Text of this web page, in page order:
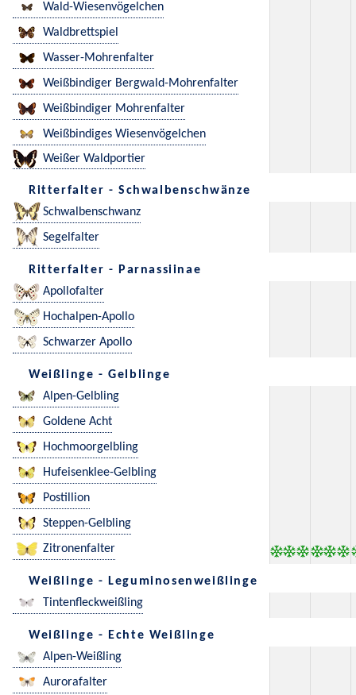
Wald-Wiesenvögelchen
Waldbrettspiel
Wasser-Mohrenfalter
Weißbindiger Bergwald-Mohrenfalter
Weißbindiger Mohrenfalter
Weißbindiges Wiesenvögelchen
Weißer Waldportier
Ritterfalter - Schwalbenschwänze
Schwalbenschwanz
Segelfalter
Ritterfalter - Parnassiinae
Apollofalter
Hochalpen-Apollo
Schwarzer Apollo
Weißlinge - Gelblinge
Alpen-Gelbling
Goldene Acht
Hochmoorgelbling
Hufeisenklee-Gelbling
Postillion
Steppen-Gelbling
Zitronenfalter
Weißlinge - Leguminosenweißlinge
Tintenfleckweißling
Weißlinge - Echte Weißlinge
Alpen-Weißling
Aurorafalter